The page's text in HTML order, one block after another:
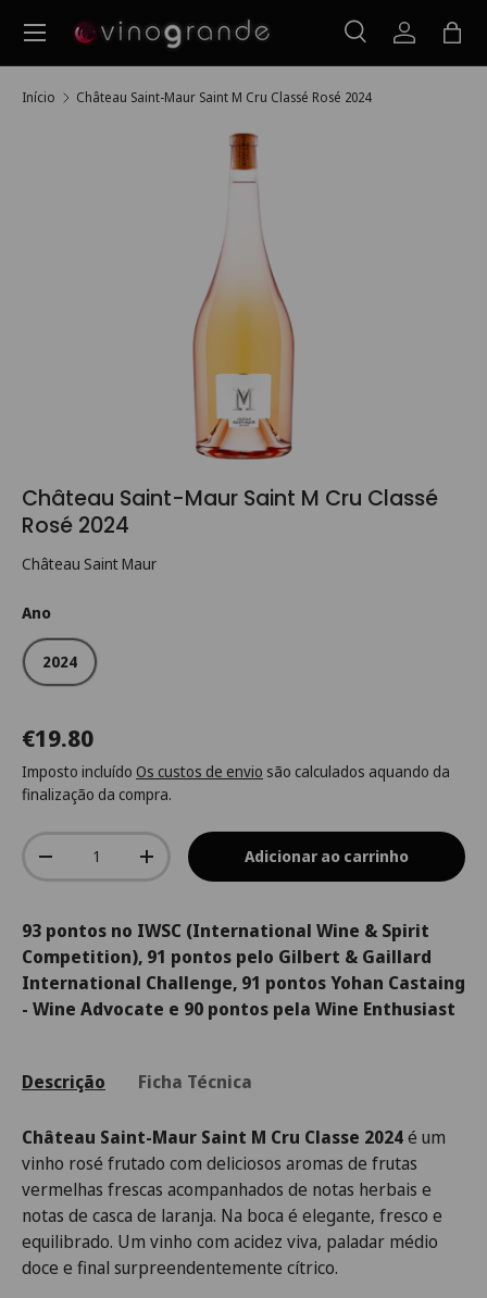
Ir para o conteúdo
Pesquisar
PesquisarIniciarSaco
Menu
Início Château Saint-Maur Saint M Cru Classé Rosé 2024
Château Saint-Maur Saint M Cru Classé
Rosé 2024
Château Saint Maur
Ano
2024
€19.80
Imposto incluído Os custos de envio são calculados aquando da
finalização da compra.
Qtd.
-
+ Adicionar ao carrinho
93 pontos no IWSC (International Wine & Spirit
Competition), 91 pontos pelo Gilbert & Gaillard
International Challenge, 91 pontos Yohan Castaing
- Wine Advocate e 90 pontos pela Wine Enthusiast
Descrição Ficha Técnica
Château Saint-Maur Saint M Cru Classe 2024é um
vinho rosé frutado com deliciosos aromas de frutas
vermelhas frescas acompanhados de notas herbais e
notas de casca de laranja. Na boca é elegante, fresco e
equilibrado. Um vinho com acidez viva, paladar médio
doce e final surpreendentemente cítrico.